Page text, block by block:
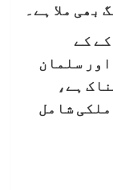
بھی ملا ہے۔
کے
سلمان
ہے،
شامل